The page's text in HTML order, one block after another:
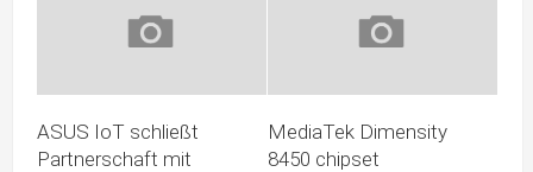
ASUS IoT schließt
Partnerschaft mit
MediaTek Dimensity
8450 chipset